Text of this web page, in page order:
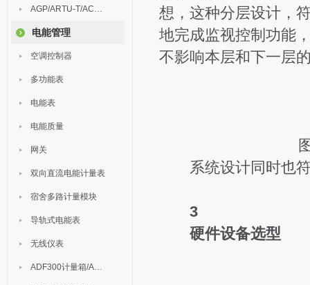
AGP/ARTU-T/ACM/ADDC
电能管理
空调控制器
多功能表
电能表
电能质量
网关
双向直流电能计量表
宿舍多路计量模块
导轨式电能表
无线仪表
ADF300计量箱/AEW无线计量
想，这种分层设计，
地完成监视控制功能
不影响本层和下一层
系统设计同时也符
3
硬件设备选型